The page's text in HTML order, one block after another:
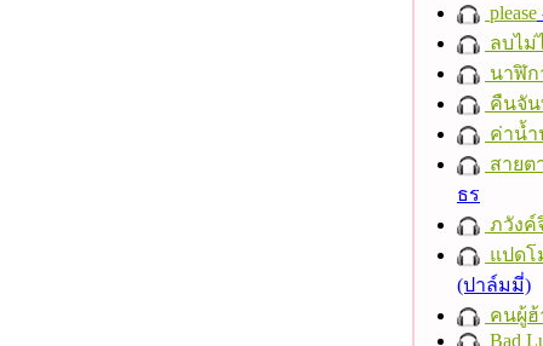
please
ลบไม่
นาฬิก
คืนจั
ค่าน้
สายต
ธร
ภวังค์
แปดโ
(ปาล์มมี่)
คนผู้ฮ้
Bad